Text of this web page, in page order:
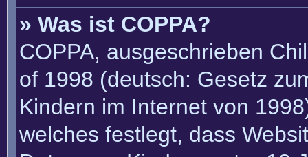
» Was ist COPPA?
COPPA, ausgeschrieben
of 1998 (deutsch: Gesetz
Kindern im Internet von
welches festlegt, dass